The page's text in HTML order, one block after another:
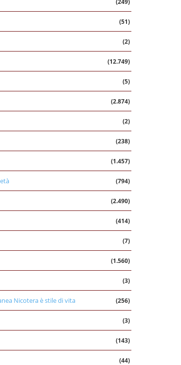
(249)
(51)
(2)
(12.749)
(5)
(2.874)
(2)
(238)
(1.457)
(794)
(2.490)
(414)
(7)
(1.560)
(3)
Nicotera è stile di vita (256)
(3)
(143)
(44)